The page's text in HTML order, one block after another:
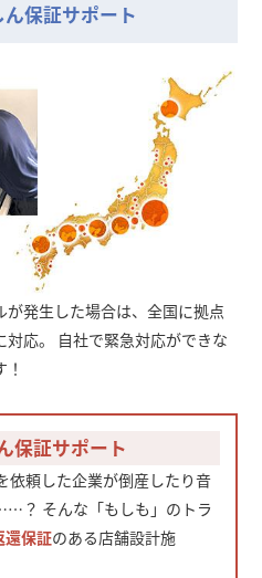
保証サポート
発生した場合は、全国に拠点
応。 自社で緊急対応ができな
保証サポート
依頼した企業が倒産したり音
？ そんな「もしも」のトラ
還保証のある店舗設計施